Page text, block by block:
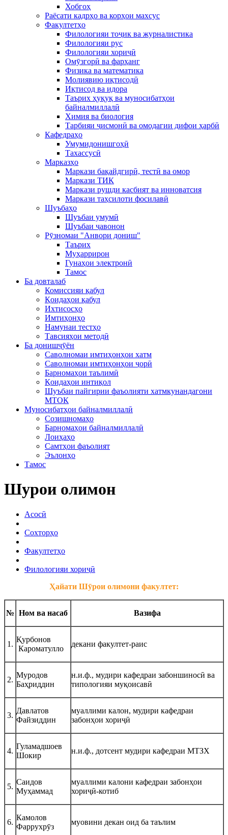
Хобгоҳ
Раёсати кадрҳо ва корҳои махсус
Факултетҳо
Филологияи тоҷик ва журналистика
Филологияи рус
Филологияи хориҷӣ
Омӯзгорӣ ва фарҳанг
Физика ва математика
Молиявию иқтисодӣ
Иқтисод ва идора
Таърих ҳуқуқ ва муносибатҳои
байналмиллалӣ
Химия ва биология
Тарбияи ҷисмонӣ ва омодагии дифои ҳарбӣ
Кафедраҳо
Умумидонишгоҳӣ
Тахассусӣ
Марказҳо
Маркази бақайдгирӣ, тестӣ ва омор
Маркази ТИК
Маркази рушди касбият ва инноватсия
Маркази таҳсилоти фосилавӣ
Шуъбаҳо
Шуъбаи умумӣ
Шуъбаи ҷавонон
Рӯзномаи "Анвори дониш"
Таърих
Муҳаррирон
Гунаҳои электронӣ
Тамос
Ба довталаб
Комиссияи қабул
Қоидаҳои қабул
Ихтисосҳо
Имтиҳонҳо
Намунаи тестҳо
Тавсияҳои методӣ
Ба донишҷӯён
Саволномаи имтиҳонҳои хатм
Саволномаи имтиҳонҳои ҷорӣ
Барномаҳои таълимӣ
Қоидаҳои интиқол
Шуъбаи пайгирии фаъолияти хатмкунандагони
МТОК
Муносибатҳои байналмиллалӣ
Созишномаҳо
Барномаҳои байналмиллалӣ
Лоиҳаҳо
Самтҳои фаъолият
Эълонҳо
Тамос
Шурои олимон
Асосӣ
Сохторҳо
Факултетҳо
Филологияи хориҷӣ
Ҳайати Шӯрои олимони факултет:
№ Ном ва насаб Вазифа
1.
Қурбонов
Кароматулло
декани факултет-раис
2.
Муродов
Баҳриддин
н.и.ф., мудири кафедраи забоншиносӣ ва
типологияи муқоисавӣ
3.
Давлатов
Файзиддин
муаллими калон, мудири кафедраи
забонҳои хориҷӣ
4.
Гуламадшоев
Шокир
н.и.ф., дотсент мудири кафедраи МТЗХ
5.
Саидов
Муҳаммад
муаллими калони кафедраи забонҳои
хориҷӣ-котиб
6.
Камолов
Фаррухрӯз
муовини декан оид ба таълим